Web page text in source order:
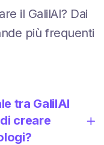
il GalilAI? Dai
più frequenti
tra GalilAI
creare